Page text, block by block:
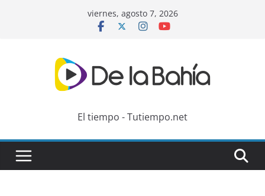
viernes, agosto 7, 2026
El tiempo - Tutiempo.net